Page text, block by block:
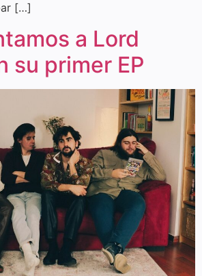
[…]
a Lord
su primer EP